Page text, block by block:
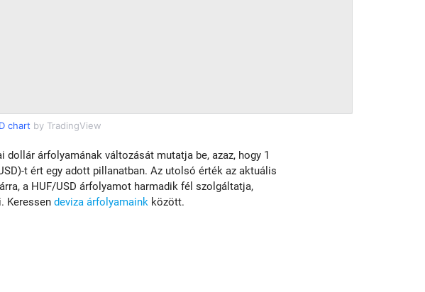
chart by TradingView
árfolyamának változását mutatja be, azaz, hogy 1
t ért egy adott pillanatban. Az utolsó érték az aktuális
a HUF/USD árfolyamot harmadik fél szolgáltatja,
Keressendeviza árfolyamaink között.